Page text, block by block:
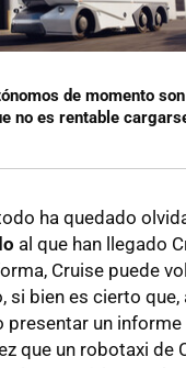
de momento
no es rentable
ha quedado
al que han llegado
Cruise puede
si bien es cierto
presentar un
que un robotaxi de